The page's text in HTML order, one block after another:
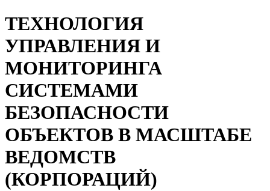
ТЕХНОЛОГИЯ
УПРАВЛЕНИЯ И
МОНИТОРИНГА
СИСТЕМАМИ
БЕЗОПАСНОСТИ
ОБЪЕКТОВ В МАСШТАБЕ
ВЕДОМСТВ
(КОРПОРАЦИЙ)